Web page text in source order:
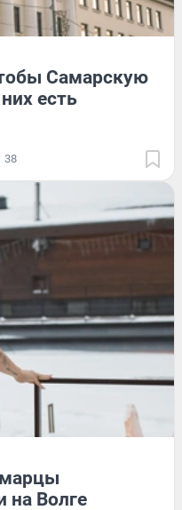
Самарскую
есть
38
на Волге